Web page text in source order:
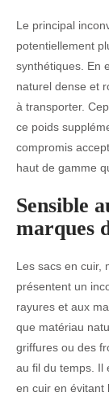
Le principal
potentiellement
synthétiques. En
naturel dense et
à transporter.
ce poids
compromis
haut de gamme
Sensible
marques
Les sacs en cuir,
présentent un
rayures et aux
que matériau
griffures ou des
au fil du temps. Il
en cuir en évitant